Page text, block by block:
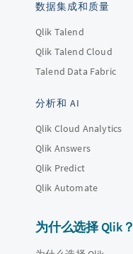
数据集成和质量
Qlik Talend
Qlik Talend Cloud
Talend Data Fabric
分析和 AI
Qlik Cloud Analytics
Qlik Answers
Qlik Predict
Qlik Automate
为什么选择 Qlik？